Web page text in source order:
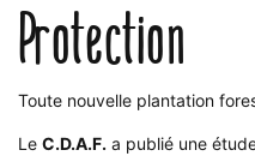
Protection
Toute nouvelle plantation
Le C.D.A.F. a publié une